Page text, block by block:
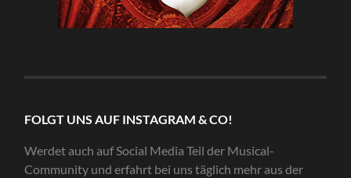
FOLGT UNS AUF INSTAGRAM & CO!
Werdet auch auf Social Media Teil der Musical-
Community und erfahrt bei uns täglich mehr aus der